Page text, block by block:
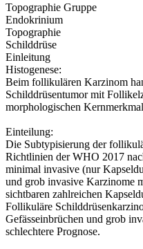
Topographie Gruppe
Endokrinium
Topographie
Schilddrüse
Einleitung
Histogenese:
Beim follikulären Karzinom
Schilddrüsentumor mit
morphologischen
Einteilung:
Die Subtypisierung der
Richtlinien der WHO 2017
minimal invasive (nur
und grob invasive Karzinome
sichtbaren zahlreichen
Follikuläre
Gefässeinbrüchen und grob
schlechtere Prognose.